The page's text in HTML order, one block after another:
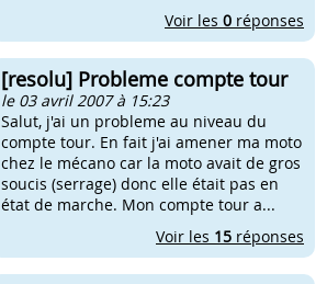
Voir les 0 réponses
[resolu] Probleme compte tour
le 03 avril 2007 à 15:23
Salut, j'ai un probleme au niveau du
compte tour. En fait j'ai amener ma moto
chez le mécano car la moto avait de gros
soucis (serrage) donc elle était pas en
état de marche. Mon compte tour a...
Voir les 15 réponses